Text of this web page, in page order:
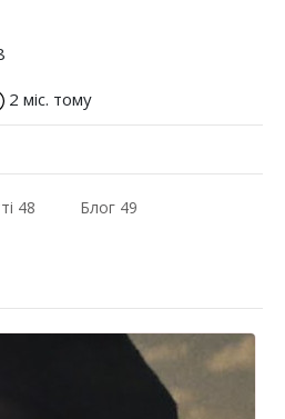
2 міс. тому
48 Блог 49